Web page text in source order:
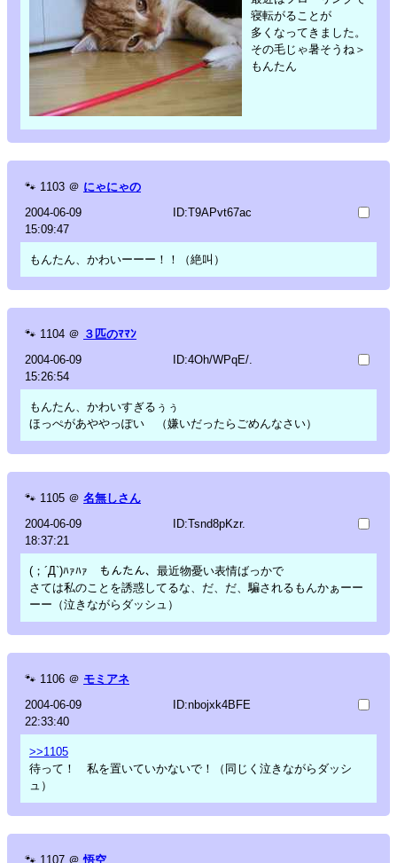
寝転がることが
多くなってきました。
その毛じゃ暑そうね＞
もんたん
🐾 1103 ＠ にゃにゃの
2004-06-09
15:09:47
ID:T9APvt67ac
もんたん、かわいーーー！！（絶叫）
🐾 1104 ＠ ３匹のﾏﾏﾝ
2004-06-09
15:26:54
ID:4Oh/WPqE/.
もんたん、かわいすぎるぅぅ
ほっぺがあややっぽい （嫌いだったらごめんなさい）
🐾 1105 ＠ 名無しさん
2004-06-09
18:37:21
ID:Tsnd8pKzr.
(；´Д`)ﾊｧﾊｧ もんたん、最近物憂い表情ばっかで
さては私のことを誘惑してるな、だ、だ、騙されるもんかぁーー
ーー（泣きながらダッシュ）
🐾 1106 ＠ モミアネ
2004-06-09
22:33:40
ID:nbojxk4BFE
>>1105
待って！ 私を置いていかないで！（同じく泣きながらダッシ
ュ）
🐾 1107 ＠ 悟空